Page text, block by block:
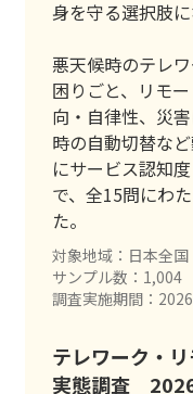
身を守る選択肢
悪天候時のテレ
困りごと、リモ
向・自律性、災
時の自動切替な
にサービス認知
で、全15問にわ
た。
対象地域：日本全国
サンプル数：1,004
調査実施期間：
テレワーク・
実態調査